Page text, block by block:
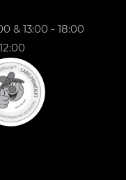
& 13:00 - 18:00